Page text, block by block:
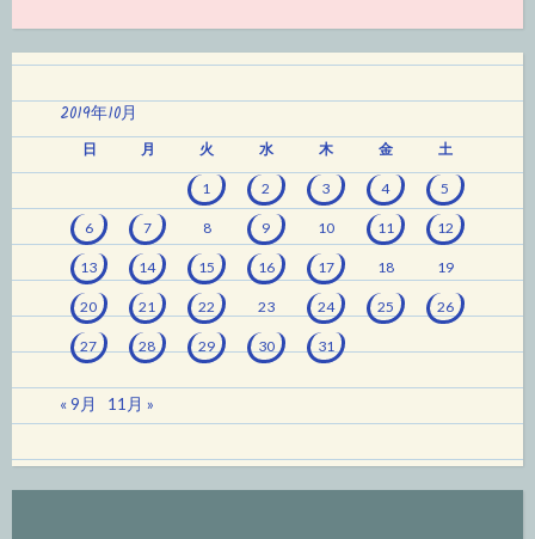
2019年10月
日 月 火 水 木 金 土
1 2 3 4 5
6 7 8 9 10 11 12
13 14 15 16 17 18 19
20 21 22 23 24 25 26
27 28 29 30 31
« 9月 11月 »